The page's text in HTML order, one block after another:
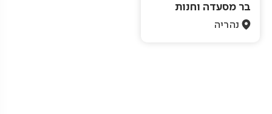
בר מסעדה וחנות
נהריה